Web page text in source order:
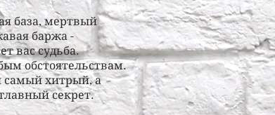
база, мертвый
баржа -
вас судьба.
обстоятельствам.
хитрый, а
секрет.